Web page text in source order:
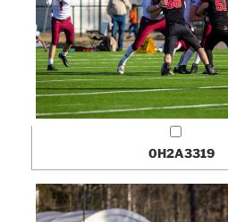
0H2A3319